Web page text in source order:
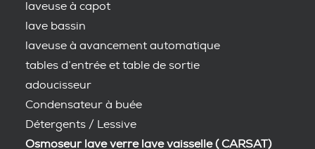
laveuse à capot
lave bassin
laveuse à avancement automatique
tables d’entrée et table de sortie
adoucisseur
Condensateur à buée
Détergents / Lessive
Osmoseur lave verre lave vaisselle ( CARSAT)